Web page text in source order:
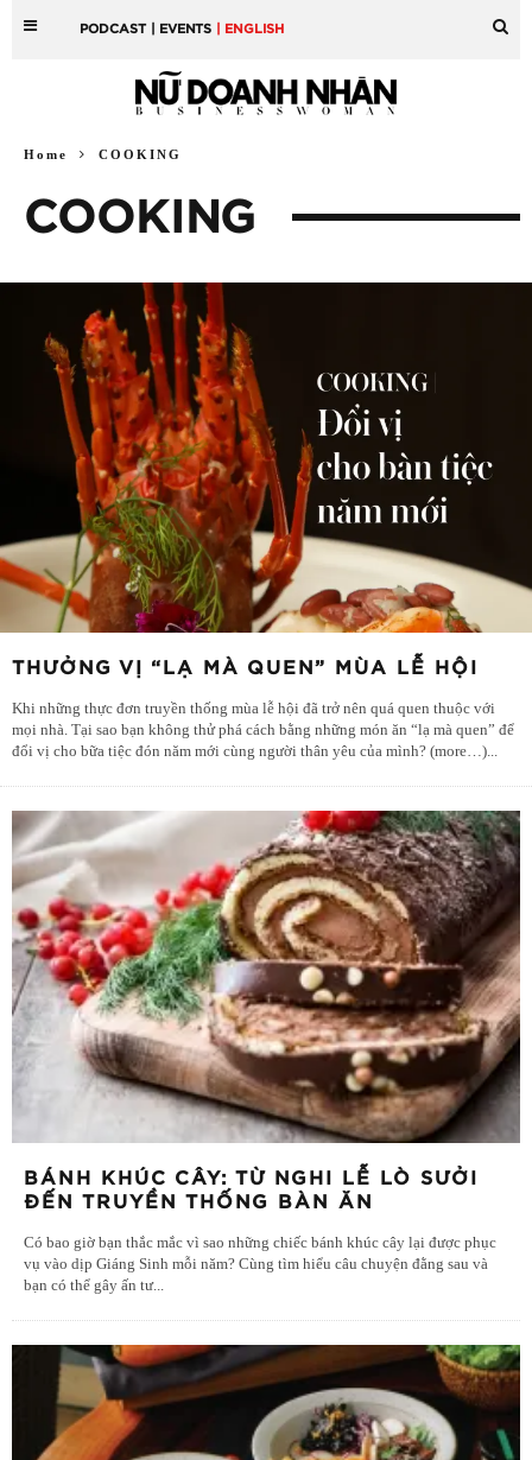
PODCAST | EVENTS | ENGLISH
Home COOKING
COOKING
THƯỞNG VỊ “LẠ MÀ QUEN” MÙA LỄ HỘI
Khi những thực đơn truyền thống mùa lễ hội đã trở nên quá quen thuộc với
mọi nhà. Tại sao bạn không thử phá cách bằng những món ăn “lạ mà quen” để
đổi vị cho bữa tiệc đón năm mới cùng người thân yêu của mình? (more…)...
BÁNH KHÚC CÂY: TỪ NGHI LỄ LÒ SƯỞI
ĐẾN TRUYỀN THỐNG BÀN ĂN
Có bao giờ bạn thắc mắc vì sao những chiếc bánh khúc cây lại được phục
vụ vào dịp Giáng Sinh mỗi năm? Cùng tìm hiểu câu chuyện đằng sau và
bạn có thể gây ấn tư...